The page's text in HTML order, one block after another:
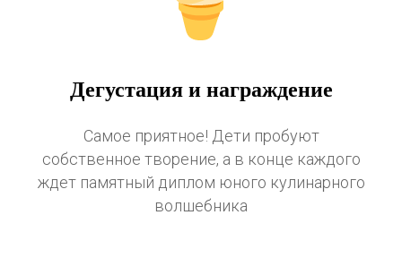
Дегустация и награждение
Самое приятное! Дети пробуют
собственное творение, а в конце каждого
ждет памятный диплом юного кулинарного
волшебника